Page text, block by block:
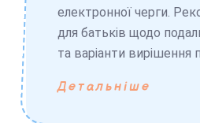
електронної черги.
для батьків щодо
та варіанти вирішення
Детальніше